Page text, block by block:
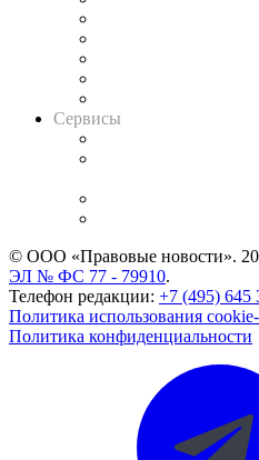
Сервисы
© ООО «Правовые новости».
ЭЛ № ФС 77 - 79910.
Телефон редакции: +7 (495) 645
Политика использования
Политика конфиденциальности